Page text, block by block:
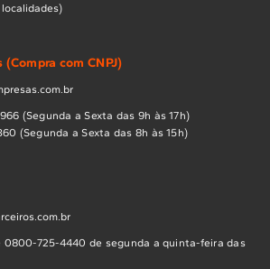
com CNPJ)
(Segunda a Sexta das 9h às 17h)
(Segunda a Sexta das 8h às 15h)
0800-725-4440 de segunda a quinta-feira das